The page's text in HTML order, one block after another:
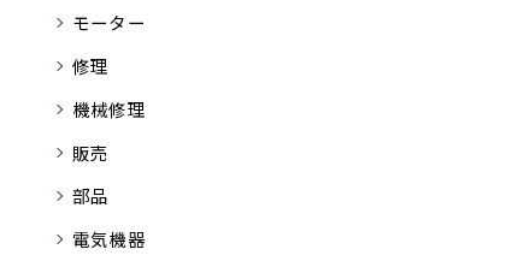
モーター
修理
機械修理
販売
部品
電気機器